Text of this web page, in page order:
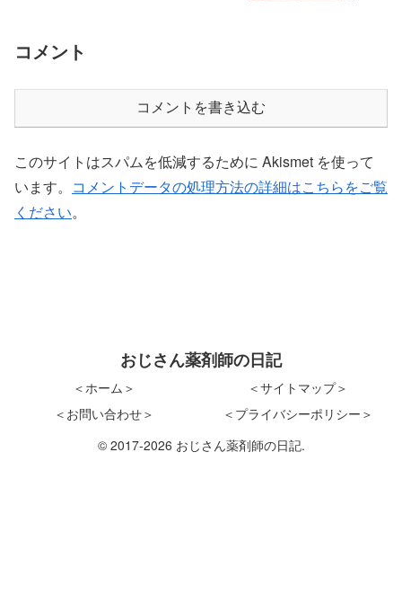
コメント
コメントを書き込む
このサイトはスパムを低減するために Akismet を使って
います。 コメントデータの処理方法の詳細はこちらをご覧
ください。
おじさん薬剤師の日記
＜ホーム＞
＜サイトマップ＞
＜お問い合わせ＞
＜プライバシーポリシー＞
© 2017-2026 おじさん薬剤師の日記.